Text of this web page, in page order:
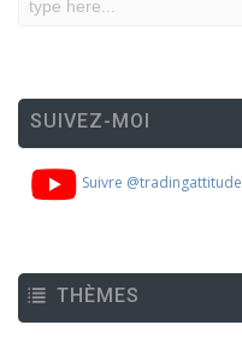
SUIVEZ-MOI
Suivre @tradingattitude
THÈMES